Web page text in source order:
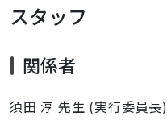
スタッフ
関係者
須田 淳 先生 (実行委員長)